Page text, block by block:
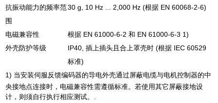
抗振动能力的频率范
围
30 g, 10 Hz ... 2,000 Hz (根据 EN 60068-2-6)
电磁兼容性
根据 EN 61000-6-2 和 EN 61000-6-3 1)
外壳防护等级
IP40, 插上插头且合上罩壳时 (根据 IEC 60529
标准)
1) 当安装伺服反馈编码器的导电外壳通过屏蔽电缆与电机控制器的中
央接地点连接时，电磁兼容性需遵循标准。若使用其它屏蔽接地设
计，则须自行执行相应测试。.